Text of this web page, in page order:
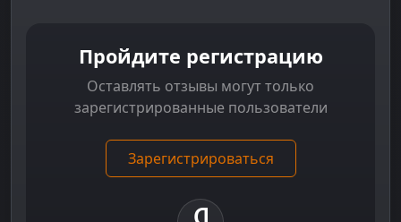
Пройдите регистрацию
Оставлять отзывы могут только
зарегистрированные пользователи
Зарегистрироваться